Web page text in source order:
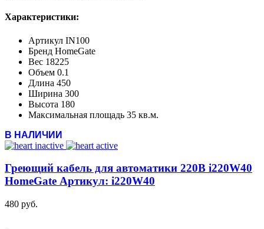
Характеристики:
Артикул IN100
Бренд HomeGate
Вес 18225
Объем 0.1
Длина 450
Ширина 300
Высота 180
Максимальная площадь 35 кв.м.
В НАЛИЧИИ
Греющий кабель для автоматики 220В i220W40
HomeGate Артикул: i220W40
480 руб.